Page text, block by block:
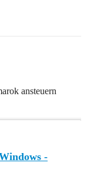
ansteuern
-